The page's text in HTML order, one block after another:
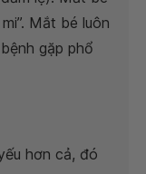
Mắt bé luôn
gặp phổ
hơn cả, đó